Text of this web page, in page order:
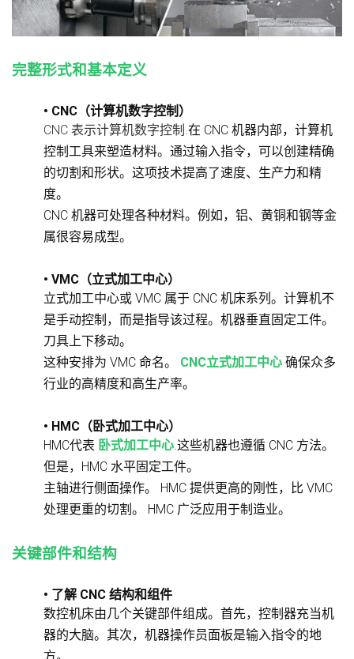
完整形式和基本定义
• CNC（计算机数字控制）
CNC 表示计算机数字控制 .在 CNC 机器内部，计算机
控制工具来塑造材料。通过输入指令，可以创建精确
的切割和形状。这项技术提高了速度、生产力和精
度。
CNC 机器可处理各种材料。例如，铝、黄铜和钢等金
属很容易成型。
• VMC（立式加工中心）
立式加工中心或 VMC 属于 CNC 机床系列。计算机不
是手动控制，而是指导该过程。机器垂直固定工件。
刀具上下移动。
这种安排为 VMC 命名。 CNC立式加工中心 确保众多
行业的高精度和高生产率。
• HMC（卧式加工中心）
HMC代表 卧式加工中心.这些机器也遵循 CNC 方法。
但是，HMC 水平固定工件。
主轴进行侧面操作。 HMC 提供更高的刚性，比 VMC
处理更重的切割。 HMC 广泛应用于制造业。
关键部件和结构
• 了解 CNC 结构和组件
数控机床由几个关键部件组成。首先，控制器充当机
器的大脑。其次，机器操作员面板是输入指令的地